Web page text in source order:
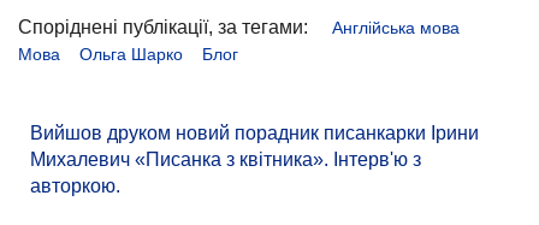
Споріднені публікації, за тегами:
Англійська мова
Мова
Ольга Шарко Блог
Вийшов друком новий порадник писанкарки Ірини
Михалевич «Писанка з квітника». Інтерв'ю з
авторкою.